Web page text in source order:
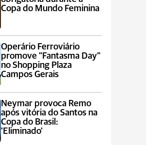
Copa do Mundo Feminina
Operário Ferroviário
promove "Fantasma Day"
no Shopping Plaza
Campos Gerais
Neymar provoca Remo
após vitória do Santos na
Copa do Brasil:
'Eliminado'